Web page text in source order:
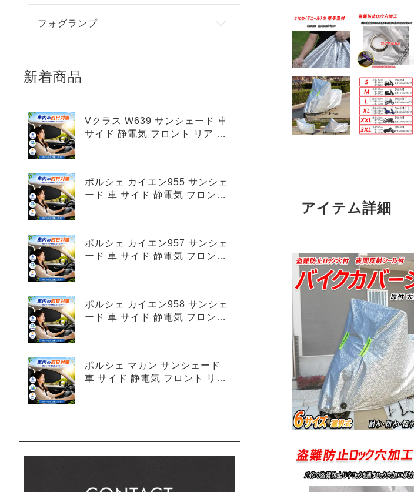
アイテム詳細
フォグランプ
新着商品
Vクラス W639 サンシェード 車
サイド 静電気 フロント リア 4
ポルシェ カイエン955 サンシェ
ード 車 サイド 静電気 フロント
ポルシェ カイエン957 サンシェ
ード 車 サイド 静電気 フロント
ポルシェ カイエン958 サンシェ
ード 車 サイド 静電気 フロント
ポルシェ マカン サンシェード
車 サイド 静電気 フロント リア